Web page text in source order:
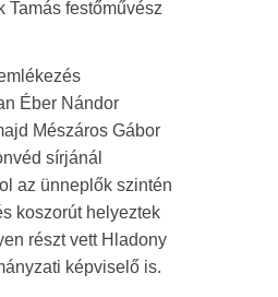
Tamás festőművész
Éber Nándor
Mészáros Gábor
sírjánál
az ünneplők szintén
koszorút helyeztek
részt vett Hladony
képviselő is.